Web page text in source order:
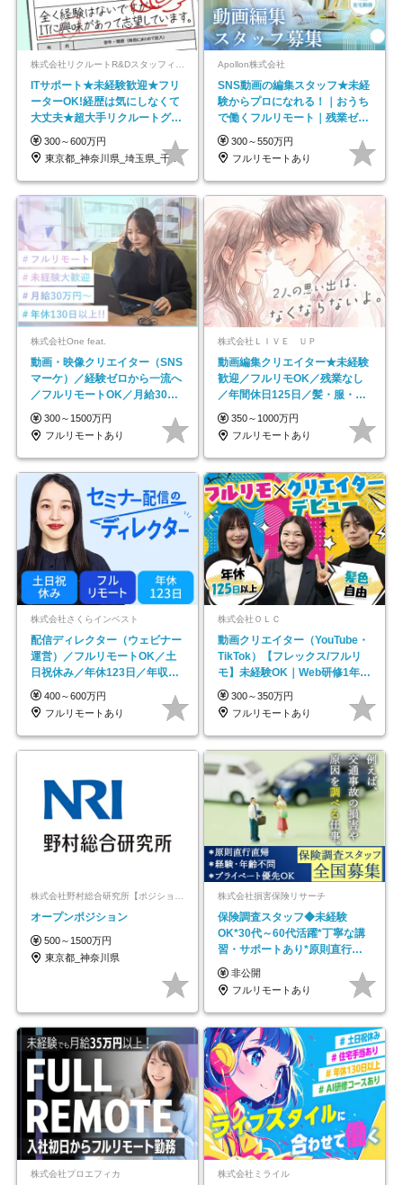
ITサポート★未経験歓迎★フリ
ーターOK!経歴は気にしなくて
大丈夫★超大手リクルートグル
ープの正社員/sg
300～600万円
東京都_神奈川県_埼玉県_千葉県_大阪府…
Apollon株式会社
SNS動画の編集スタッフ★未経
験からプロになれる！｜おうち
で働くフルリモート｜残業ゼロ
で18時退勤◎
300～550万円
フルリモートあり
株式会社One feat.
動画・映像クリエイター（SNS
マーケ）／経験ゼロから一流へ
／フルリモートOK／月給30万
円～／年休130日以上
300～1500万円
フルリモートあり
株式会社ＬＩＶＥ ＵＰ
動画編集クリエイター★未経験
歓迎／フルリモOK／残業なし
／年間休日125日／髪・服・ネ
イル自由／研修充実で安心
350～1000万円
フルリモートあり
株式会社さくらインベスト
配信ディレクター（ウェビナー
運営）／フルリモートOK／土
日祝休み／年休123日／年収
600万円可
400～600万円
フルリモートあり
株式会社ＯＬＣ
動画クリエイター（YouTube・
TikTok）【フレックス/フルリ
モ】未経験OK｜Web研修1年間
｜副業OK
300～350万円
フルリモートあり
オープンポジション
500～1500万円
東京都_神奈川県
株式会社損害保険リサーチ
保険調査スタッフ◆未経験
OK*30代～60代活躍*丁寧な講
習・サポートあり*原則直行直
帰／全国募集・業務委託
非公開
フルリモートあり
株式会社プロエフィカ 株式会社ミライル